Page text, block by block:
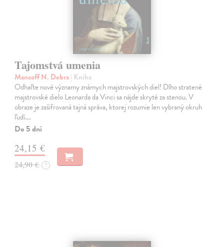
Tajomstvá umenia
Mancoff N. Debra| Kniha
Odhaľte nové významy známych majstrovských diel! Dlho stratené
majstrovské dielo Leonarda da Vinci sa nájde skryté za stenou. V
obraze je zašifrovaná tajná správa, ktorej rozumie len vybraný okruh
ľudí.…
Do 5 dní
24,15 €
24,90 € ?